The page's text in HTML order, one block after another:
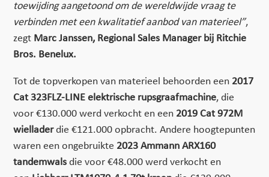
toewijding aangetoond om de wereldwijde vraag te
verbinden met een kwalitatief aanbod van materieel”,
zegt Marc Janssen, Regional Sales Manager bij Ritchie
Bros. Benelux.
Tot de topverkopen van materieel behoorden een 2017
Cat 323FLZ-LINE elektrische rupsgraafmachine, die
voor €130.000 werd verkocht en een 2019 Cat 972M
wielladerdie €121.000 opbracht. Andere hoogtepunten
waren een ongebruikte 2023 Ammann ARX160
tandemwals die voor €48.000 werd verkocht en